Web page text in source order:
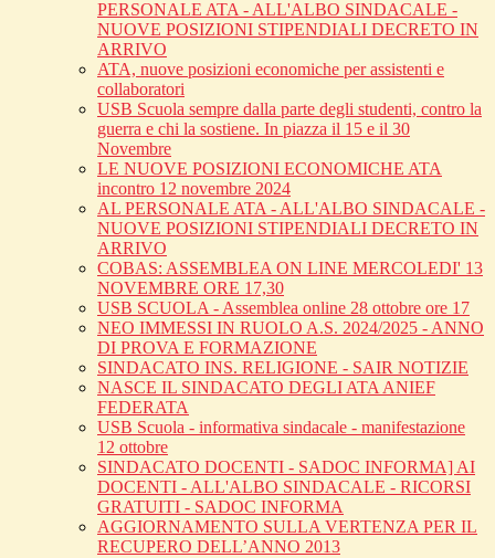
PERSONALE ATA - ALL'ALBO SINDACALE -
NUOVE POSIZIONI STIPENDIALI DECRETO IN
ARRIVO
ATA, nuove posizioni economiche per assistenti e
collaboratori
USB Scuola sempre dalla parte degli studenti, contro la
guerra e chi la sostiene. In piazza il 15 e il 30
Novembre
LE NUOVE POSIZIONI ECONOMICHE ATA
incontro 12 novembre 2024
AL PERSONALE ATA - ALL'ALBO SINDACALE -
NUOVE POSIZIONI STIPENDIALI DECRETO IN
ARRIVO
COBAS: ASSEMBLEA ON LINE MERCOLEDI' 13
NOVEMBRE ORE 17,30
USB SCUOLA - Assemblea online 28 ottobre ore 17
NEO IMMESSI IN RUOLO A.S. 2024/2025 - ANNO
DI PROVA E FORMAZIONE
SINDACATO INS. RELIGIONE - SAIR NOTIZIE
NASCE IL SINDACATO DEGLI ATA ANIEF
FEDERATA
USB Scuola - informativa sindacale - manifestazione
12 ottobre
SINDACATO DOCENTI - SADOC INFORMA] AI
DOCENTI - ALL'ALBO SINDACALE - RICORSI
GRATUITI - SADOC INFORMA
AGGIORNAMENTO SULLA VERTENZA PER IL
RECUPERO DELL’ANNO 2013